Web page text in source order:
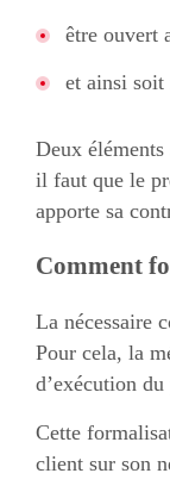
être ouvert
et ainsi soit
Deux
il faut que le
apporte sa
Comment
La nécessaire
Pour cela, la
d’exécution
Cette
client sur son